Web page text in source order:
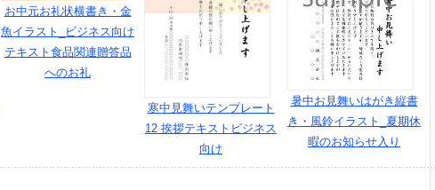
お中元お礼状横書き・金
魚イラスト_ビジネス向け
テキスト食品関連贈答品
へのお礼
寒中見舞いテンプレート
12 挨拶テキストビジネス
向け
暑中お見舞いはがき縦書
き・風鈴イラスト_夏期休
暇のお知らせ入り